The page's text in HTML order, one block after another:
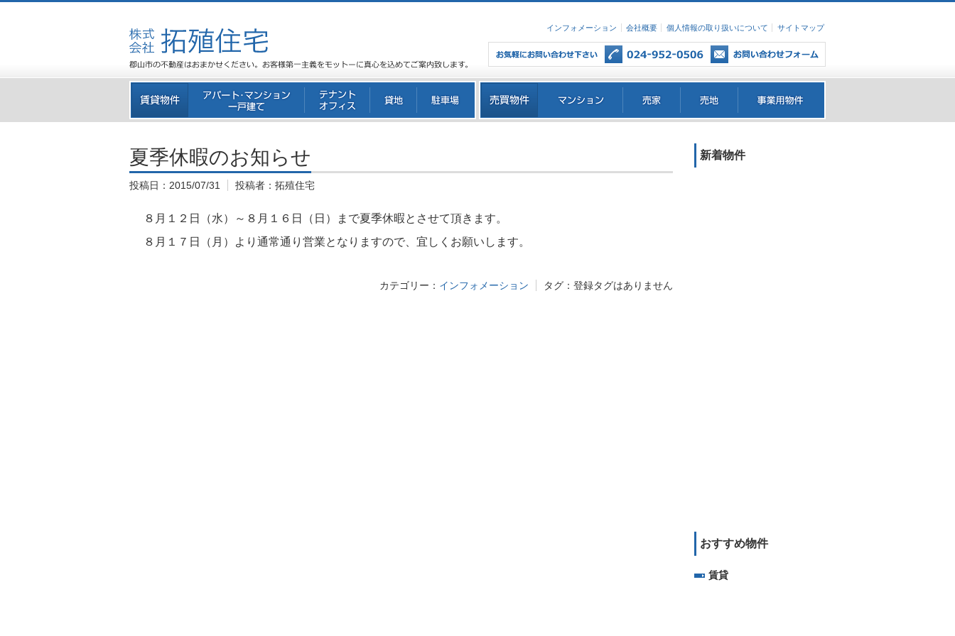
インフォメーション 会社概要 個人情報の取り扱いについて サイトマップ
夏季休暇のお知らせ
投稿日： 2015/07/31 投稿者： 拓殖住宅
８月１２日（水）～８月１６日（日）まで夏季休暇とさせて頂きます。
８月１７日（月）より通常通り営業となりますので、宜しくお願いします。
カテゴリー： インフォメーション タグ： 登録タグはありません
新着物件
おすすめ物件
賃貸